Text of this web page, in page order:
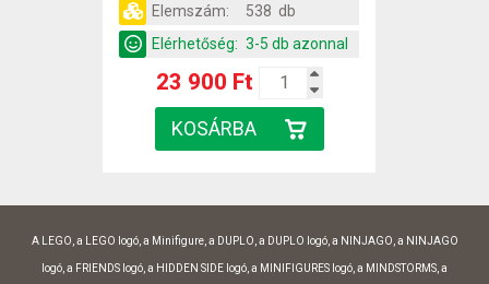
Elemszám:
538 db
Elérhetőség: 3-5 db azonnal
23 900 Ft
A LEGO, a LEGO logó, a Minifigure, a DUPLO, a DUPLO logó, a NINJAGO, a NINJAGO
logó, a FRIENDS logó, a HIDDEN SIDE logó, a MINIFIGURES logó, a MINDSTORMS, a